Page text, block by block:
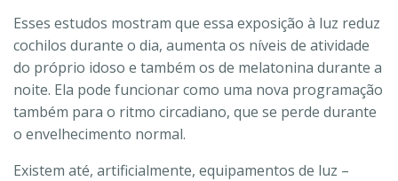
Esses estudos mostram que essa exposição à luz reduz
cochilos durante o dia, aumenta os níveis de atividade
do próprio idoso e também os de melatonina durante a
noite. Ela pode funcionar como uma nova programação
também para o ritmo circadiano, que se perde durante
o envelhecimento normal.
Existem até, artificialmente, equipamentos de luz –